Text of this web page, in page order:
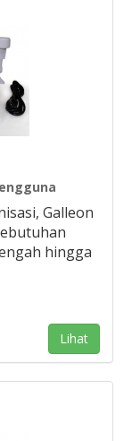
Galleon
hingga
Lihat